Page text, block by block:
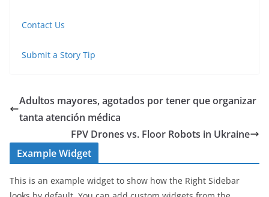
Contact Us
Submit a Story Tip
Adultos mayores, agotados por tener que organizar
tanta atención médica
FPV Drones vs. Floor Robots in Ukraine
Example Widget
This is an example widget to show how the Right Sidebar